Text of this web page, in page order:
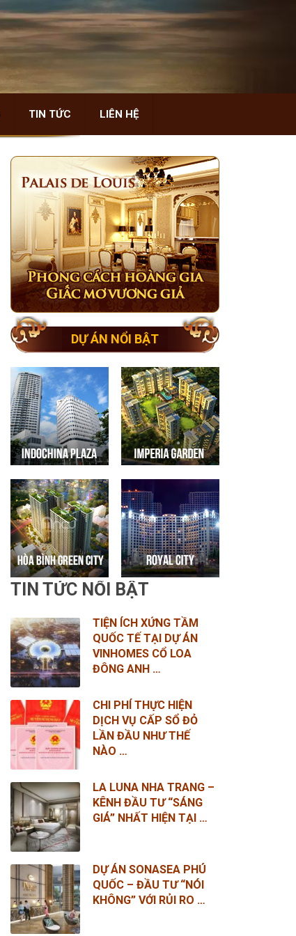
TIN TỨC LIÊN HỆ
DỰ ÁN NỔI BẬT
TIN TỨC NỔI BẬT
TIỆN ÍCH XỨNG TẦM
QUỐC TẾ TẠI DỰ ÁN
VINHOMES CỔ LOA
ĐÔNG ANH …
CHI PHÍ THỰC HIỆN
DỊCH VỤ CẤP SỔ ĐỎ
LẦN ĐẦU NHƯ THẾ
NÀO …
LA LUNA NHA TRANG –
KÊNH ĐẦU TƯ “SÁNG
GIÁ” NHẤT HIỆN TẠI …
DỰ ÁN SONASEA PHÚ
QUỐC – ĐẦU TƯ “NÓI
KHÔNG” VỚI RỦI RO …